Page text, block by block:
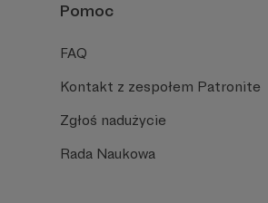
Pomoc
FAQ
Kontakt z zespołem Patronite
Zgłoś nadużycie
Rada Naukowa